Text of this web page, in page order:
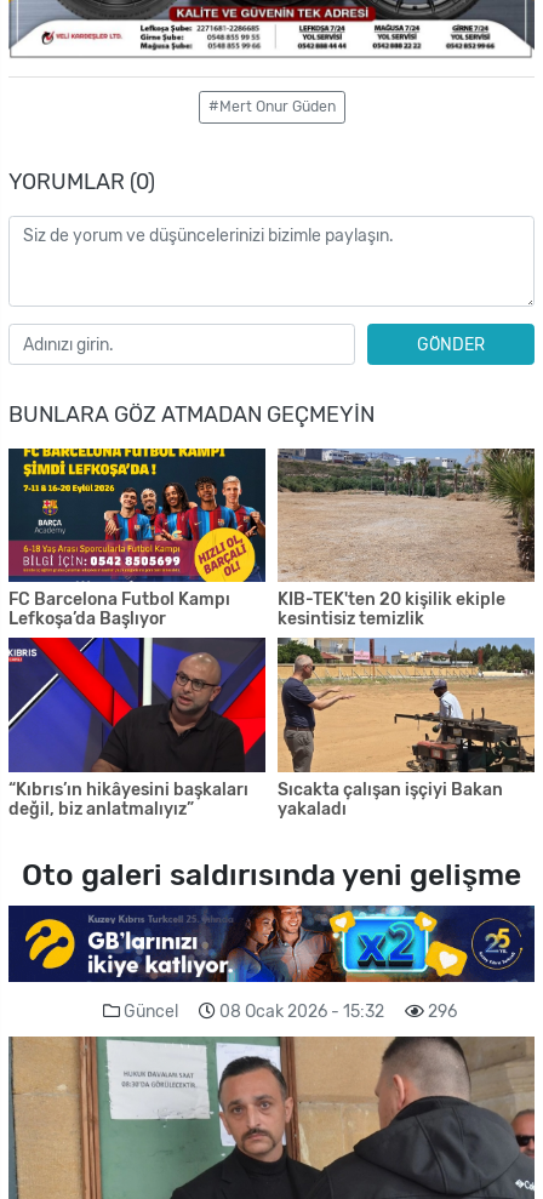
#Mert Onur Güden
YORUMLAR (0)
GÖNDER
BUNLARA GÖZ ATMADAN GEÇMEYIN
FC Barcelona Futbol Kampı
Lefkoşa’da Başlıyor
KIB-TEK'ten 20 kişilik ekiple
kesintisiz temizlik
“Kıbrıs’ın hikâyesini başkaları
değil, biz anlatmalıyız”
Sıcakta çalışan işçiyi Bakan
yakaladı
Oto galeri saldırısında yeni gelişme
Güncel 08 Ocak 2026 - 15:32 296